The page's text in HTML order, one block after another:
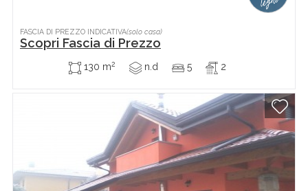
FASCIA DI PREZZO INDICATIVA(solo casa)
Scopri Fascia di Prezzo
130 m2 n.d 5 2